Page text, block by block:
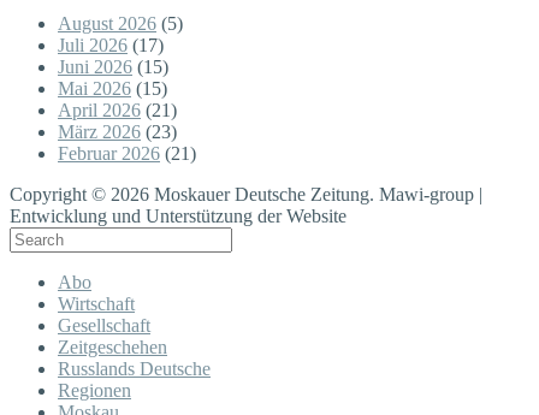
August 2026 (5)
Juli 2026 (17)
Juni 2026 (15)
Mai 2026 (15)
April 2026 (21)
März 2026 (23)
Februar 2026 (21)
Copyright © 2026 Moskauer Deutsche Zeitung. Mawi-group |
Entwicklung und Unterstützung der Website
Abo
Wirtschaft
Gesellschaft
Zeitgeschehen
Russlands Deutsche
Regionen